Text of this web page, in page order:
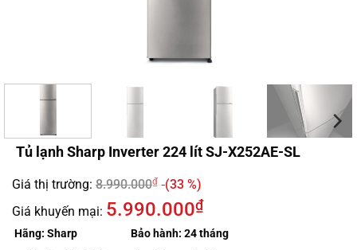
Tủ lạnh Sharp Inverter 224 lít SJ-X252AE-SL
Giá thị trường: 8.990.000₫
(33 %)
Giá khuyến mại: 5.990.000₫
Hãng: Sharp
Bảo hành: 24 tháng